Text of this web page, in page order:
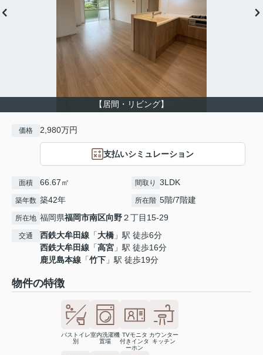
【居間・リビング】
価格 2,980万円
支払いシミュレーション
面積 66.67㎡ 間取り 3LDK
築年数 築42年 所在階 5階/7階建
所在地 福岡県福岡市南区向野２丁目15-29
交通 西鉄大牟田線 「大橋 」駅 徒歩6分
西鉄大牟田線 「高宮 」駅 徒歩16分
鹿児島本線 「竹下 」駅 徒歩19分
物件の特徴
バストイレ
別
室内洗濯機
置場
TVモニタ
付きインタ
ーホン
カウンター
キッチン